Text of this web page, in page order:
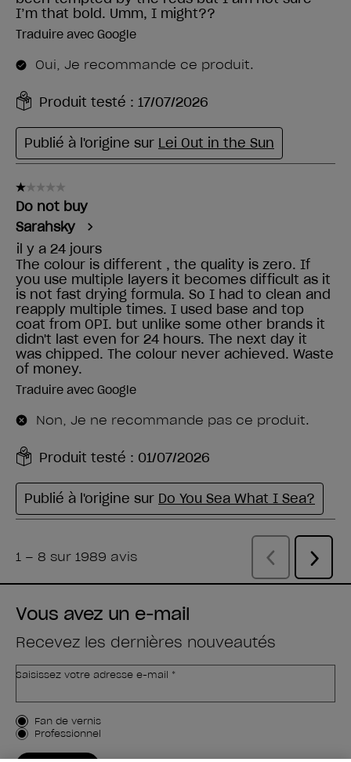
Vous avez un e-mail
Recevez les dernières nouveautés
Saisissez votre adresse e-mail *
Type de client
Fan de vernis
Professionnel